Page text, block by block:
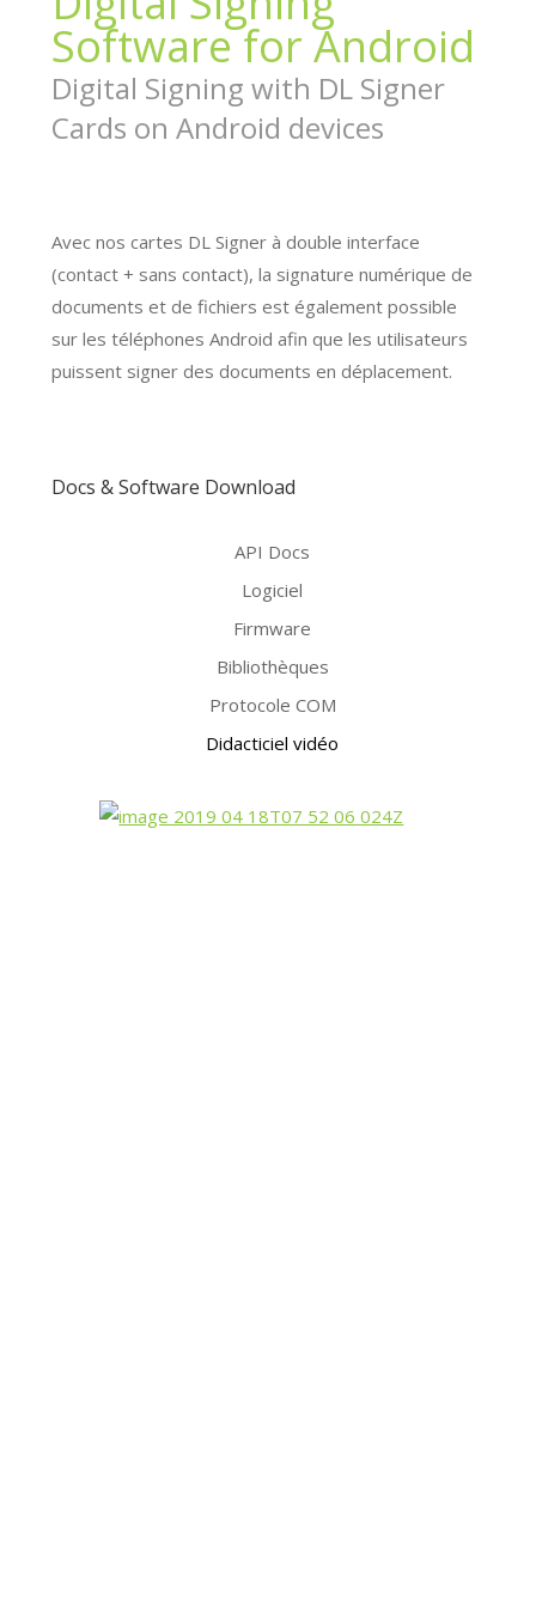
Software for Android
Digital Signing with DL Signer
Cards on Android devices
Avec nos cartes DL Signer à double interface
(contact + sans contact), la signature numérique de
documents et de fichiers est également possible
sur les téléphones Android afin que les utilisateurs
puissent signer des documents en déplacement.
Docs & Software Download
API Docs
Logiciel
Firmware
Bibliothèques
Protocole COM
Didacticiel vidéo